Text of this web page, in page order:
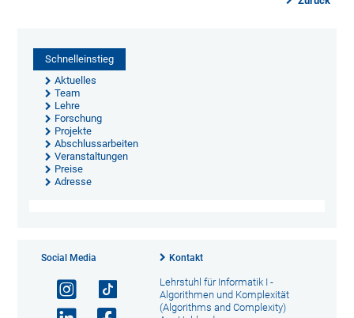
Schnelleinstieg
Aktuelles
Team
Lehre
Forschung
Projekte
Abschlussarbeiten
Veranstaltungen
Preise
Adresse
Social Media Kontakt
Lehrstuhl für Informatik I -
Algorithmen und Komplexität
(Algorithms and Complexity)